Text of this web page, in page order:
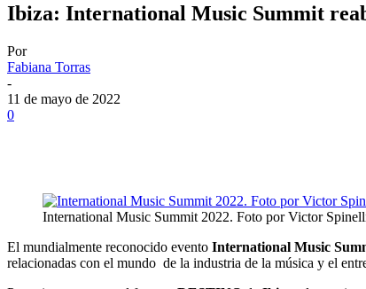
Ibiza: International Music Summit
Por
Fabiana Torras
-
11 de mayo de 2022
0
International Music Summit 2022. Foto por Victor
El mundialmente reconocido evento International Music
relacionadas con el mundo de la industria de la música y el